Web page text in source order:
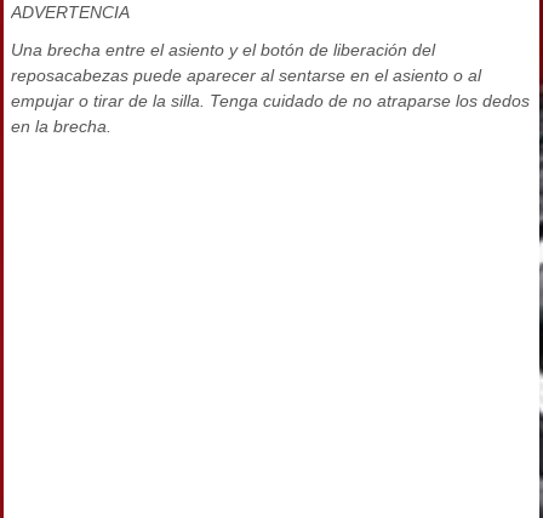
ADVERTENCIA
Una brecha entre el asiento y el botón de liberación del
reposacabezas puede aparecer al sentarse en el asiento o al
empujar o tirar de la silla. Tenga cuidado de no atraparse los dedos
en la brecha.